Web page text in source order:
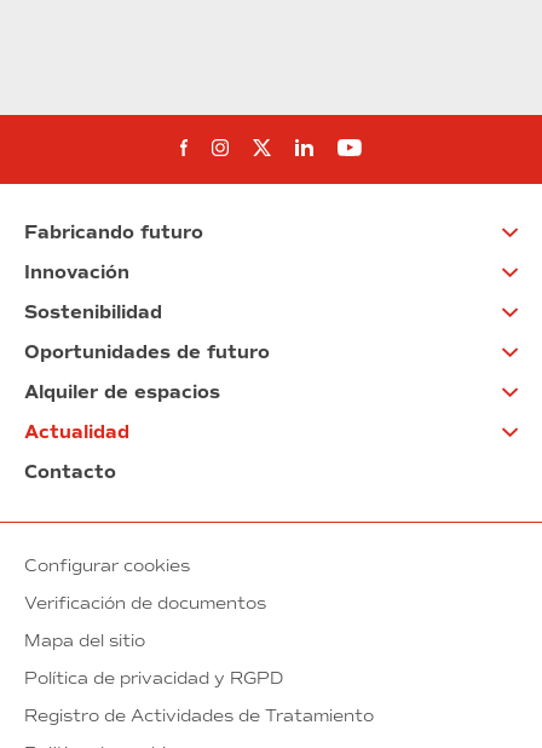
Síguenos en Facebook
Síguenos en Instagram
Síguenos en Twitter
Síguenos en Linkedin
Síguenos en
Fabricando futuro
Innovación
Sostenibilidad
Oportunidades de futuro
Alquiler de espacios
Actualidad
Contacto
Configurar cookies
Verificación de documentos
Mapa del sitio
Política de privacidad y RGPD
Registro de Actividades de Tratamiento